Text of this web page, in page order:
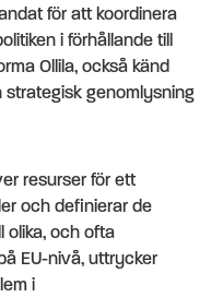
för att koordinera
i förhållande till
Ollila, också känd
strategisk genomlysning
resurser för ett
och definierar de
olika, och ofta
EU-nivå, uttrycker
i